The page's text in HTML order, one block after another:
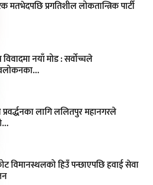
मतभेदपछि प्रगतिशील लोकतान्त्रिक पार्टी
विवादमा नयाँ मोड : सर्वोच्चले
प्रवर्द्धनका लागि ललितपुर महानगरले
विमानस्थलको हिउँ पन्छाएपछि हवाई सेवा